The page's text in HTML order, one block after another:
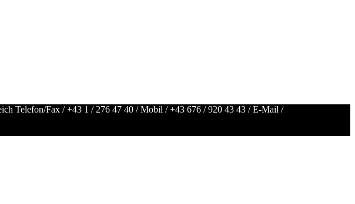
Telefon/Fax /+43 1 / 276 47 40 / Mobil /+43 676 / 920 43 43 / E-Mail /